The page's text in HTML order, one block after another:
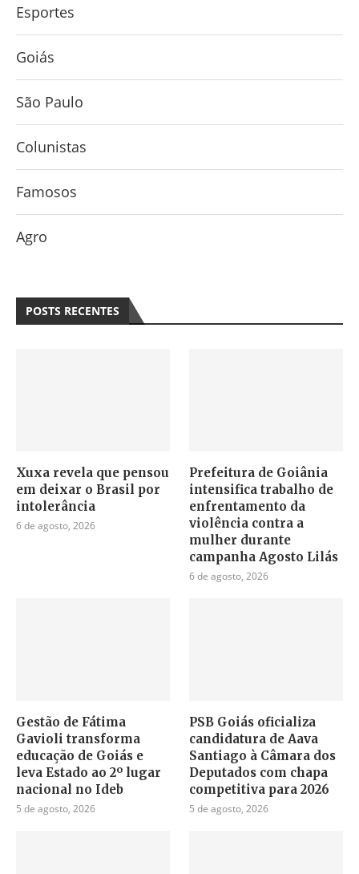
Esportes
Goiás
São Paulo
Colunistas
Famosos
Agro
POSTS RECENTES
Xuxa revela que pensou
em deixar o Brasil por
intolerância
6 de agosto, 2026
Prefeitura de Goiânia
intensifica trabalho de
enfrentamento da
violência contra a
mulher durante
campanha Agosto Lilás
6 de agosto, 2026
Gestão de Fátima
Gavioli transforma
educação de Goiás e
leva Estado ao 2º lugar
nacional no Ideb
5 de agosto, 2026
PSB Goiás oficializa
candidatura de Aava
Santiago à Câmara dos
Deputados com chapa
competitiva para 2026
5 de agosto, 2026